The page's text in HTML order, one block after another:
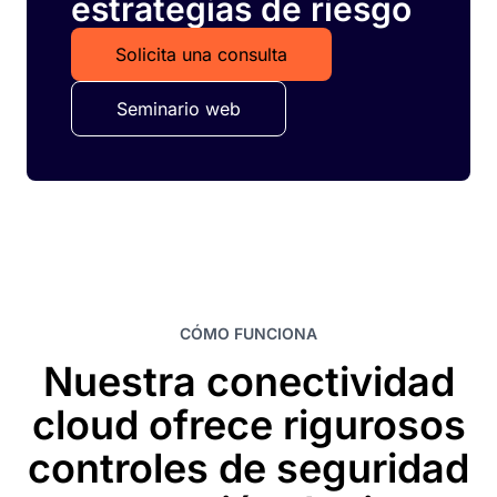
estrategias de riesgo
Solicita una consulta
Seminario web
CÓMO FUNCIONA
Nuestra conectividad
cloud ofrece rigurosos
controles de seguridad